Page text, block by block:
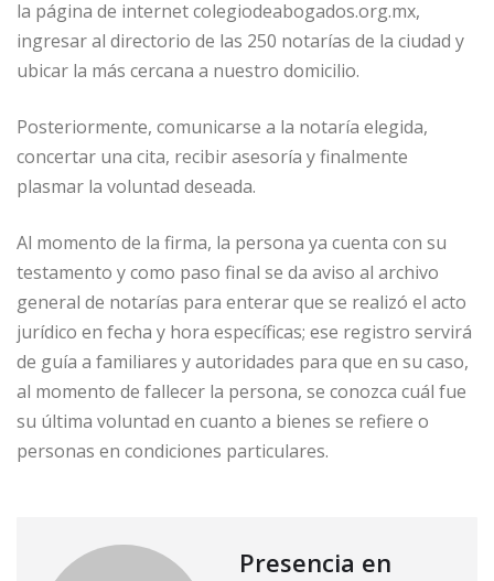
la página de internet colegiodeabogados.org.mx,
ingresar al directorio de las 250 notarías de la ciudad y
ubicar la más cercana a nuestro domicilio.
Posteriormente, comunicarse a la notaría elegida,
concertar una cita, recibir asesoría y finalmente
plasmar la voluntad deseada.
Al momento de la firma, la persona ya cuenta con su
testamento y como paso final se da aviso al archivo
general de notarías para enterar que se realizó el acto
jurídico en fecha y hora específicas; ese registro servirá
de guía a familiares y autoridades para que en su caso,
al momento de fallecer la persona, se conozca cuál fue
su última voluntad en cuanto a bienes se refiere o
personas en condiciones particulares.
Presencia en